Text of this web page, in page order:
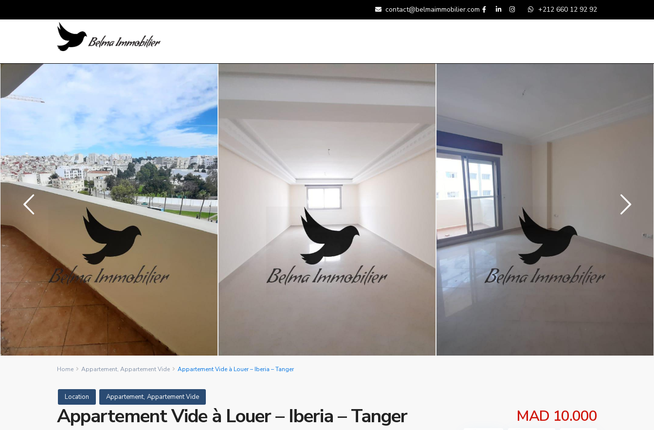
contact@belmaimmobilier.com +212 660 12 92 92
Home Appartement, Appartement Vide Appartement Vide à Louer – Iberia – Tanger
Location Appartement, Appartement Vide
Appartement Vide à Louer – Iberia – Tanger MAD 10.000